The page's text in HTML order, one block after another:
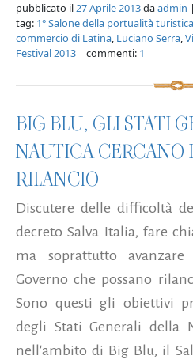
pubblicato il27 Aprile 2013daadmin
tag: 1° Salone della portualità
commercio di Latina, Luciano Serra,
Festival 2013 | commenti: 1
BIG BLU, GLI STATI
NAUTICA CERCANO
RILANCIO
Discutere delle difficoltà
decreto Salva Italia, fare
ma soprattutto
Governo che possano
Sono questi gli obiettivi
degli Stati Generali della
nell'ambito di Big Blu, il